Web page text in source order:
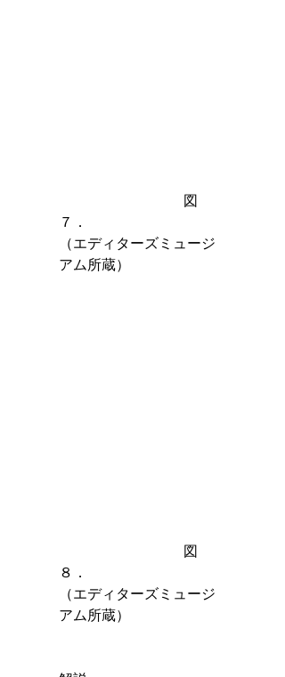
図
７．
（エディターズミュージ
アム所蔵）
図
８．
（エディターズミュージ
アム所蔵）